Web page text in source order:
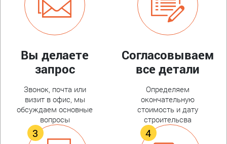
Вы делаете
запрос
Звонок, почта или
визит в офис, мы
обсуждаем основные
вопросы
Согласовываем
все детали
Определяем
окончательную
стоимость и дату
строительсва